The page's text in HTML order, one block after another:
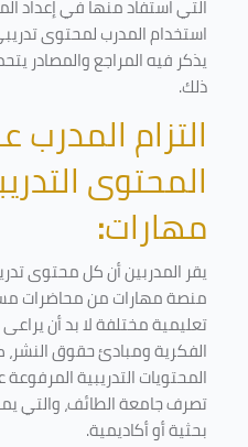
التي استفاد منها في إعداد
استخدام المدرب لمحتوى
يذكر فيه المراجع والمصادر
ذلك.
التزام المدرب
المحتوى
مهارات:
يقر المدربين أن كل محتوى
منصة مهارات من محاضرات
تعليمية مختلفة لا بد أن
الفكرية ومبادئ حقوق النشر،
المحتويات التدريبية
تصرف جامعة الطائف، والتي
بحثية أو أكاديمية.